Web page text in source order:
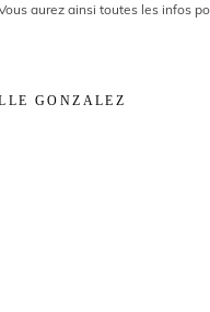
aurez ainsi toutes les infos
GONZALEZ